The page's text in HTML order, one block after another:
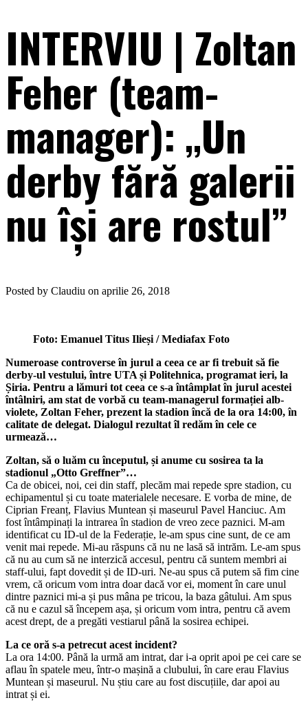
INTERVIU | Zoltan
Feher (team-
manager): „Un
derby fără galerii
nu își are rostul”
Posted by Claudiu on aprilie 26, 2018
Foto: Emanuel Titus Ilieși / Mediafax Foto
Numeroase controverse în jurul a ceea ce ar fi trebuit să fie
derby-ul vestului, între UTA și Politehnica, programat ieri, la
Șiria. Pentru a lămuri tot ceea ce s-a întâmplat în jurul acestei
întâlniri, am stat de vorbă cu team-managerul formației alb-
violete, Zoltan Feher, prezent la stadion încă de la ora 14:00, în
calitate de delegat. Dialogul rezultat îl redăm în cele ce
urmează…
Zoltan, să o luăm cu începutul, și anume cu sosirea ta la
stadionul „Otto Greffner”…
Ca de obicei, noi, cei din staff, plecăm mai repede spre stadion, cu
echipamentul și cu toate materialele necesare. E vorba de mine, de
Ciprian Freanț, Flavius Muntean și maseurul Pavel Hanciuc. Am
fost întâmpinați la intrarea în stadion de vreo zece paznici. M-am
identificat cu ID-ul de la Federație, le-am spus cine sunt, de ce am
venit mai repede. Mi-au răspuns că nu ne lasă să intrăm. Le-am spus
că nu au cum să ne interzică accesul, pentru că suntem membri ai
staff-ului, fapt dovedit și de ID-uri. Ne-au spus că putem să fim cine
vrem, că oricum vom intra doar dacă vor ei, moment în care unul
dintre paznici mi-a și pus mâna pe tricou, la baza gâtului. Am spus
că nu e cazul să începem așa, și oricum vom intra, pentru că avem
acest drept, de a pregăti vestiarul până la sosirea echipei.
La ce oră s-a petrecut acest incident?
La ora 14:00. Până la urmă am intrat, dar i-a oprit apoi pe cei care se
aflau în spatele meu, într-o mașină a clubului, în care erau Flavius
Muntean și maseurul. Nu știu care au fost discuțiile, dar apoi au
intrat și ei.